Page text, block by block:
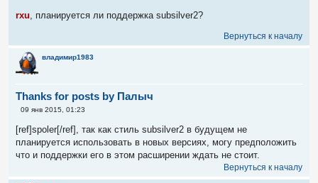
б
н
и
е
rxu , планируется ли поддержка subsilver2?
Вернуться к началу
владимир1983
Thanks for posts by Палыч
С
б
щ
н
09 янв 2015, 01:23
[ref]spoler[/ref], так как стиль subsilver2 в будущем не
планируется использовать в новых версиях, могу предположить
что и поддержки его в этом расширении ждать не стоит.
Вернуться к началу